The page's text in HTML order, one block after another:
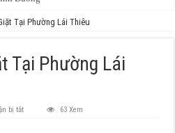
Tại Phường Lái Thiêu
Tại Phường Lái
bị tắtở
63 Xem